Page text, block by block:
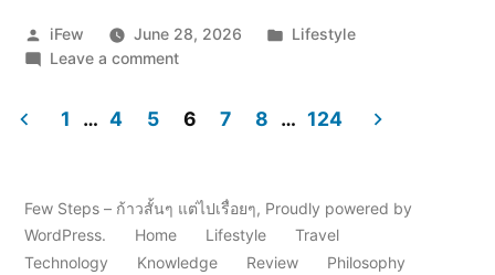
and
beyond
ทำ
หน้าที่
หรือ
Posted
by
iFew June 28, 2026
Posted
Lifestyle
Leave a commenton
and
ทำ
pagination
1 … 4 5 6 7 8 … 124
Few Steps – ก้าวสั้นๆ แต่ไปเรื่อยๆ, Proudly powered by
WordPress.
Home Lifestyle
Travel
Technology
Knowledge Review Philosophy